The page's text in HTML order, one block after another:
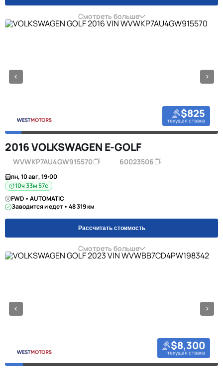
Смотреть больше
$825
текущая ставка
2016 VOLKSWAGEN E-GOLF
WVWKP7AU4GW915570 60023506
пн, 10 авг, 19:00
10ч 33м 57с
FWD • AUTOMATIC
Заводится и едет • 48 319 км
Рассчитать стоимость
Смотреть больше
$8,300
текущая ставка